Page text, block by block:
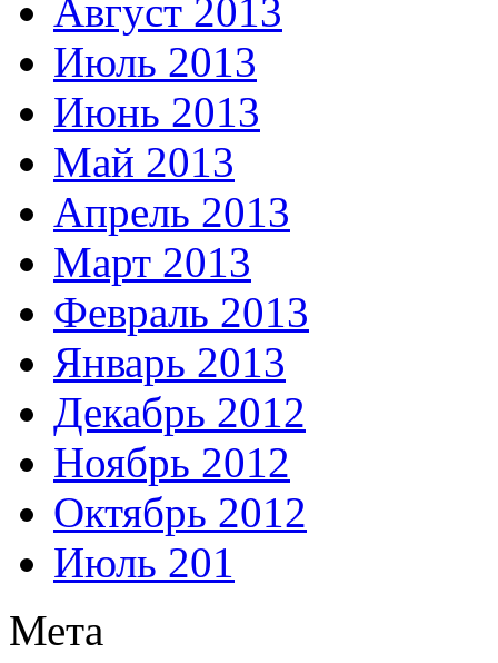
Август 2013
Июль 2013
Июнь 2013
Май 2013
Апрель 2013
Март 2013
Февраль 2013
Январь 2013
Декабрь 2012
Ноябрь 2012
Октябрь 2012
Июль 201
Мета